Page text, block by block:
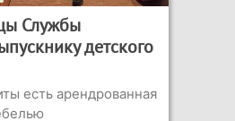
Службы
детского
есть арендрованная